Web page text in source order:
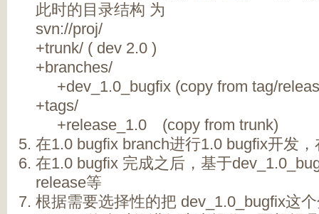
此时的目录结构 为
svn://proj/
+trunk/ ( dev 2.0 )
+branches/
+dev_1.0_bugfix (copy from tag/
+tags/
+release_1.0 (copy from trunk)
在1.0 bugfix branch进行1.0 bugfix开发
在1.0 bugfix 完成之后，基于
release等
根据需要选择性的把 dev_1.0_bugfix这